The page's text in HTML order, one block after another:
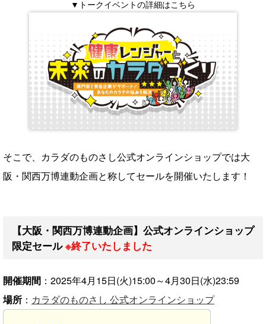
▼トークイベントの詳細はこちら
そこで、カラダのものさし公式オンラインショップでは大
阪・関西万博連動企画と称してセールを開催いたします！
【大阪・関西万博連動企画】公式オンラインショップ
限定セール※終了いたしました
開催期間 ：2025年4月15日(火)15:00～4月30日(水)23:59
場所 ： カラダのものさし 公式オンラインショップ